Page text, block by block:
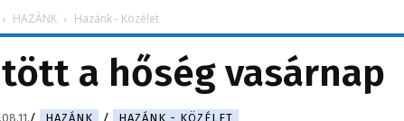
HAZÁNK Hazánk - Közélet
a hőség vasárnap
HAZÁNK HAZÁNK - KÖZÉLET